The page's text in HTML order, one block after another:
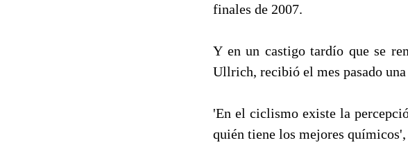
finales de 2007.
Y en un castigo tardío que se
Ullrich, recibió el mes pasado
'En el ciclismo existe la
quién tiene los mejores